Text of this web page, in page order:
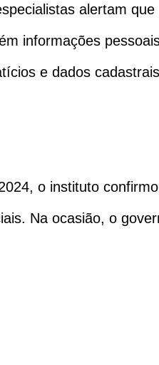
alertam
informações
e dados
o instituto
Na ocasião, o